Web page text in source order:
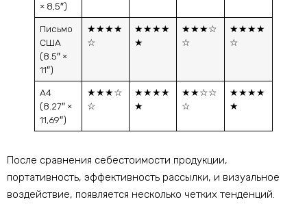
× 8,5″)
Письмо
США
(8.5″ ×
11″)
★★★★
☆
★★★★
★
★★★☆
☆
★★★★
☆
A4
(8.27″ ×
11,69″)
★★★☆
☆
★★★★
★
★★☆☆
☆
★★★★
★
После сравнения себестоимости продукции,
портативность, эффективность рассылки, и визуальное
воздействие, появляется несколько четких тенденций.